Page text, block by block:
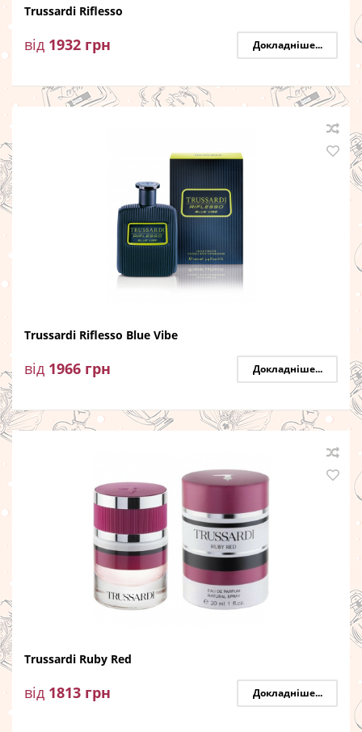
Trussardi Riflesso
від 1932 грн Докладніше...
Trussardi Riflesso Blue Vibe
від 1966 грн Докладніше...
Trussardi Ruby Red
від 1813 грн Докладніше...